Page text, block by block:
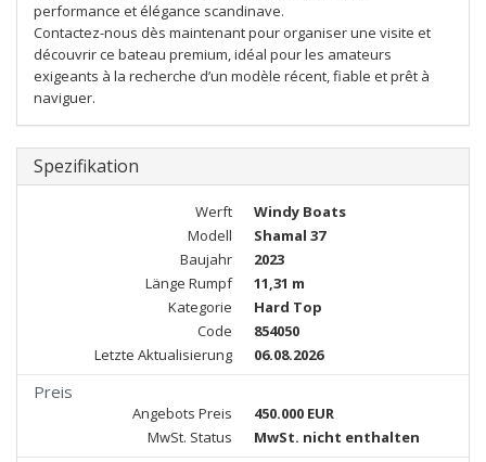
performance et élégance scandinave.
Contactez-nous dès maintenant pour organiser une visite et
découvrir ce bateau premium, idéal pour les amateurs
exigeants à la recherche d’un modèle récent, fiable et prêt à
naviguer.
Spezifikation
Werft
Windy Boats
Modell
Shamal 37
Baujahr
2023
Länge Rumpf
11,31 m
Kategorie
Hard Top
Code
854050
Letzte Aktualisierung
06.08.2026
Preis
Angebots Preis
450.000 EUR
MwSt. Status
MwSt. nicht enthalten